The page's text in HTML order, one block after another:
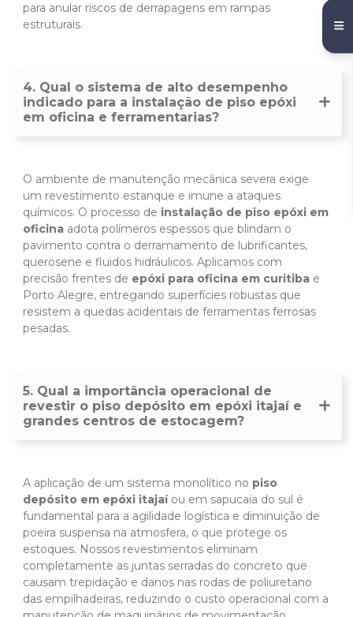
para anular riscos de derrapagens em rampas
estruturais.
4. Qual o sistema de alto desempenho
indicado para a instalação de piso epóxi
em oficina e ferramentarias?
O ambiente de manutenção mecânica severa exige
um revestimento estanque e imune a ataques
químicos. O processo de instalação de piso epóxi em
oficina adota polímeros espessos que blindam o
pavimento contra o derramamento de lubrificantes,
querosene e fluidos hidráulicos. Aplicamos com
precisão frentes de epóxi para oficina em curitiba e
Porto Alegre, entregando superfícies robustas que
resistem a quedas acidentais de ferramentas ferrosas
pesadas.
5. Qual a importância operacional de
revestir o piso depósito em epóxi itajaí e
grandes centros de estocagem?
A aplicação de um sistema monolítico no piso
depósito em epóxi itajaíou em sapucaia do sul é
fundamental para a agilidade logística e diminuição de
poeira suspensa na atmosfera, o que protege os
estoques. Nossos revestimentos eliminam
completamente as juntas serradas do concreto que
causam trepidação e danos nas rodas de poliuretano
das empilhadeiras, reduzindo o custo operacional com a